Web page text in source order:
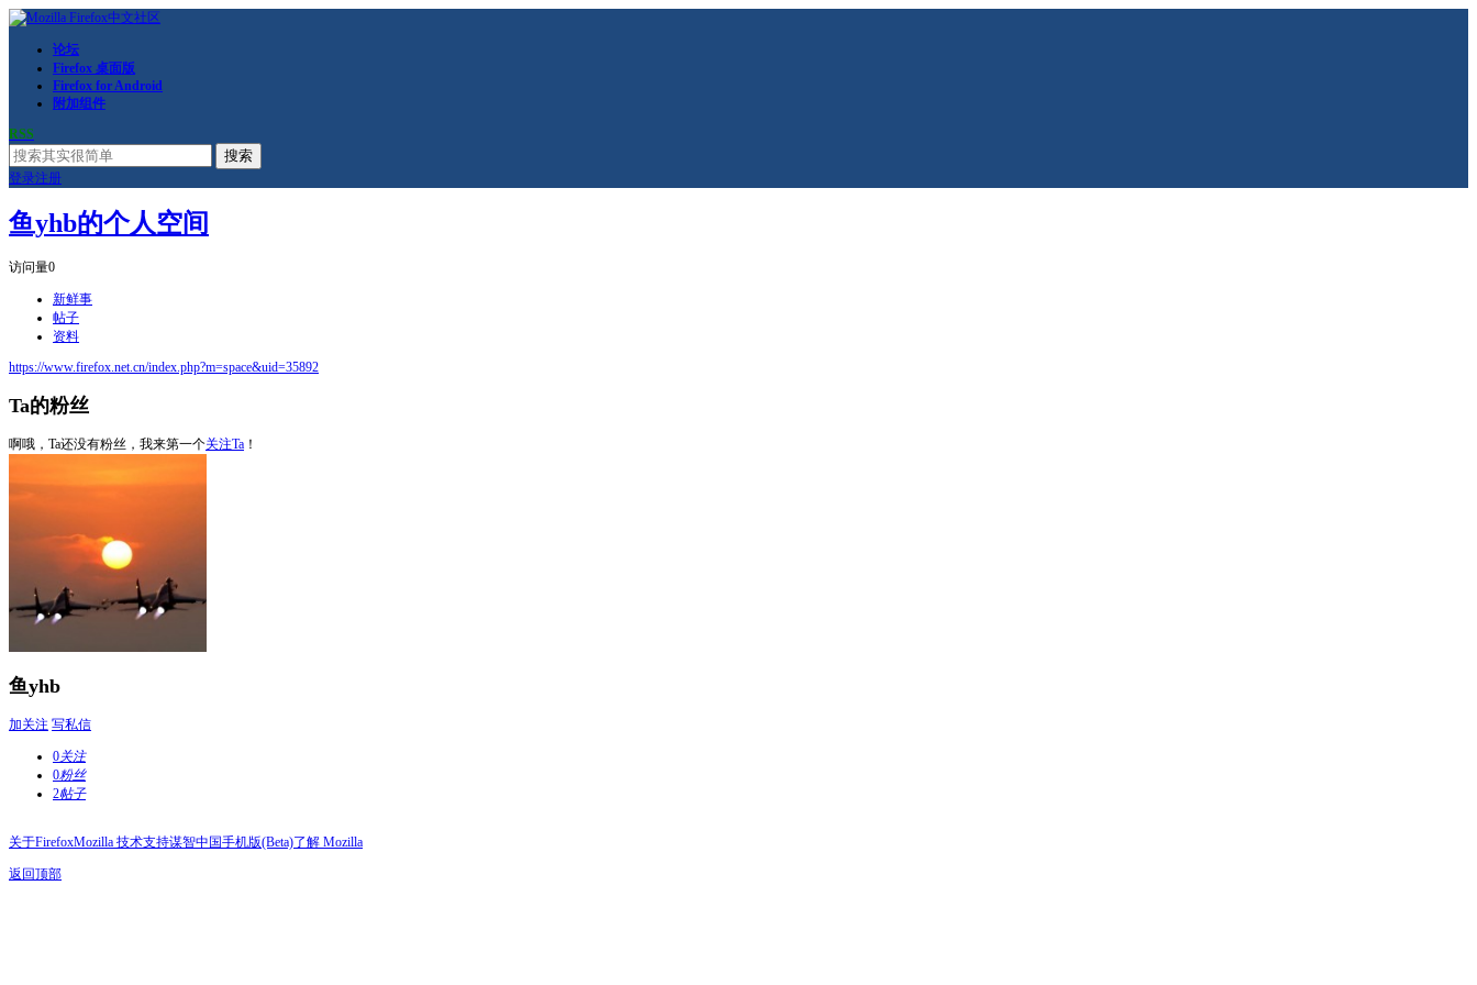
论坛
Firefox 桌面版
Firefox for Android
附加组件
RSS
搜索
登录注册
鱼yhb的个人空间
访问量0
新鲜事
帖子
资料
https://www.firefox.net.cn/index.php?m=space&uid=35892
Ta的粉丝
啊哦，Ta还没有粉丝，我来第一个关注Ta ！
鱼yhb
加关注 写私信
0关注
0粉丝
2帖子
关于FirefoxMozilla 技术支持谋智中国手机版(Beta)了解 Mozilla
返回顶部